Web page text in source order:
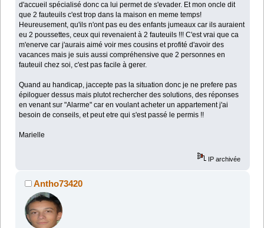
d'accueil spécialisé donc ca lui permet de s'evader. Et mon oncle dit
que 2 fauteuils c'est trop dans la maison en meme temps!
Heureusement, qu'ils n'ont pas eu des enfants jumeaux car ils auraient
eu 2 poussettes, ceux qui revenaient à 2 fauteuils !!! C'est vrai que ca
m'enerve car j'aurais aimé voir mes cousins et profité d'avoir des
vacances mais je suis aussi compréhensive que 2 personnes en
fauteuil chez soi, c'est pas facile à gerer.
Quand au handicap, jaccepte pas la situation donc je ne prefere pas
épiloguer dessus mais plutot rechercher des solutions, des réponses
en venant sur "Alarme" car en voulant acheter un appartement j'ai
besoin de conseils, et peut etre qui s'est passé le permis !!
Marielle
IP archivée
Antho73420